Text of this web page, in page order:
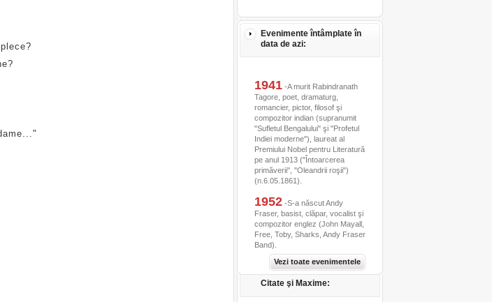
Evenimente întâmplate în
data de azi:
1941-A murit Rabindranath
Tagore, poet, dramaturg,
romancier, pictor, filosof şi
compozitor indian (supranumit
"Sufletul Bengalului" şi "Profetul
Indiei moderne"), laureat al
Premiului Nobel pentru Literatură
pe anul 1913 ("Întoarcerea
primăverii", "Oleandrii roşii")
(n.6.05.1861).
1952-S-a născut Andy
Fraser, basist, clăpar, vocalist şi
compozitor englez (John Mayall,
Free, Toby, Sharks, Andy Fraser
Band).
Vezi toate evenimentele
Citate şi Maxime: